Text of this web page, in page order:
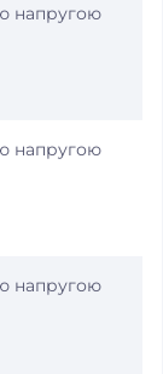
напругою
напругою
напругою